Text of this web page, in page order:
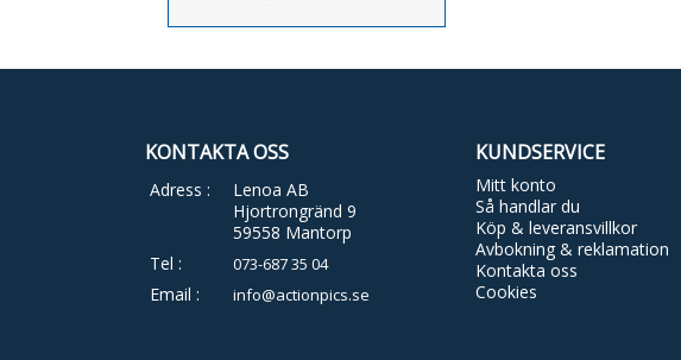
KONTAKTA OSS
Adress :
Lenoa AB
Hjortrongränd 9
59558 Mantorp
Tel :
073-687 35 04
Email : info@actionpics.se
KUNDSERVICE
Mitt konto
Så handlar du
Köp & leveransvillkor
Avbokning & reklamation
Kontakta oss
Cookies